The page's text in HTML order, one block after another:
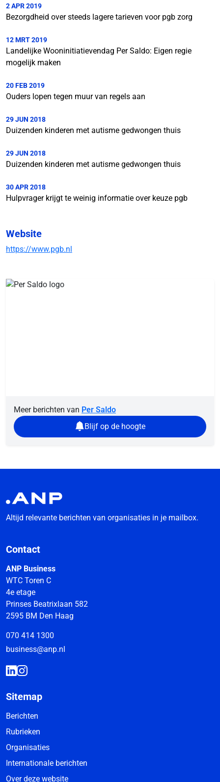
2 APR 2019
Bezorgdheid over steeds lagere tarieven voor pgb zorg
12 MRT 2019
Landelijke Wooninitiatievendag Per Saldo: Eigen regie
mogelijk maken
20 FEB 2019
Ouders lopen tegen muur van regels aan
29 JUN 2018
Duizenden kinderen met autisme gedwongen thuis
29 JUN 2018
Duizenden kinderen met autisme gedwongen thuis
30 APR 2018
Hulpvrager krijgt te weinig informatie over keuze pgb
Website
https://www.pgb.nl
Meer berichten van Per Saldo
Blijf op de hoogte
Altijd relevante berichten van organisaties in je mailbox.
Contact
ANP Business
WTC Toren C
4e etage
Prinses Beatrixlaan 582
2595 BM Den Haag
070 414 1300
business@anp.nl
Sitemap
Berichten
Rubrieken
Organisaties
Internationale berichten
Over deze website